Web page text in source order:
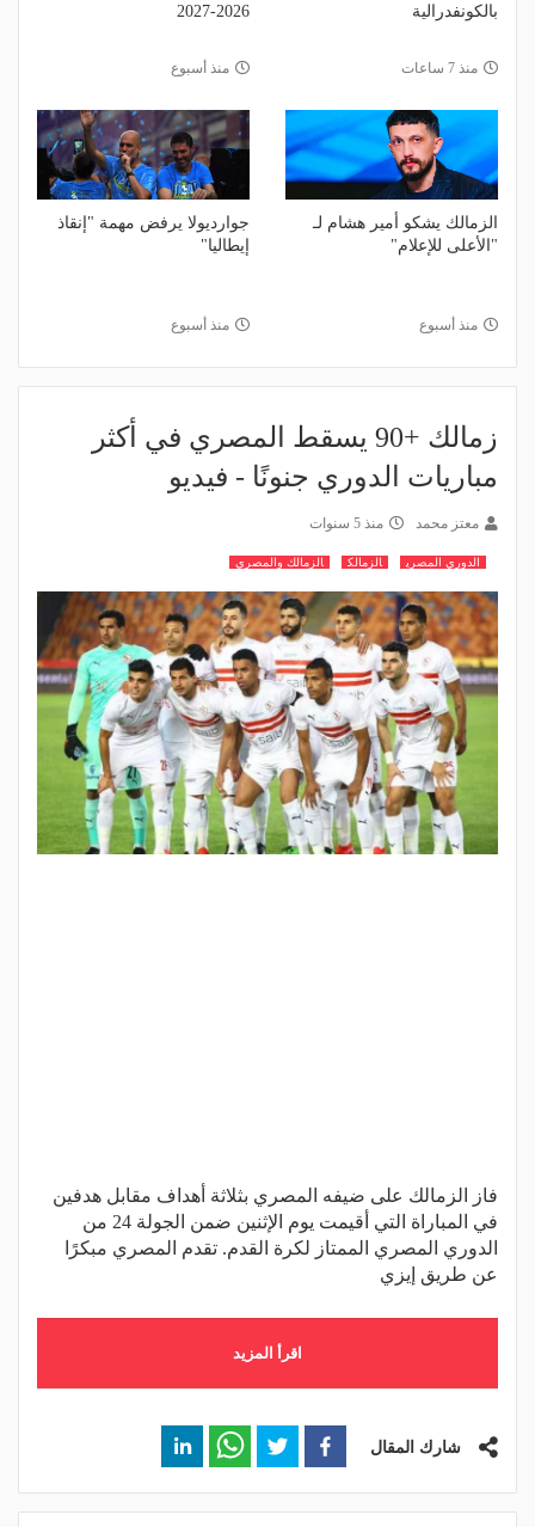
بالكونفدرالية
منذ 7 ساعات
2026-2027
منذ أسبوع
الزمالك يشكو أمير هشام لـ
"الأعلى للإعلام"
منذ أسبوع
جوارديولا يرفض مهمة "إنقاذ
إيطاليا"
منذ أسبوع
زمالك +90 يسقط المصري في أكثر
مباريات الدوري جنونًا - فيديو
معتز محمد منذ 5 سنوات
الدوري المصري الزمالك الزمالك والمصري
فاز الزمالك على ضيفه المصري بثلاثة أهداف مقابل هدفين
في المباراة التي أقيمت يوم الإثنين ضمن الجولة 24 من
الدوري المصري الممتاز لكرة القدم. تقدم المصري مبكرًا
عن طريق إيزي
اقرأ المزيد
شارك المقال